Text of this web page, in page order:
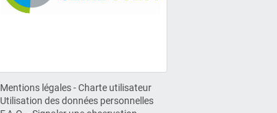
Mentions légales-Charte utilisateur
Utilisation des données personnelles